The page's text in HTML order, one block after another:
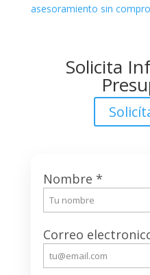
asesoramiento sin
Solicita
Nombre *
Correo